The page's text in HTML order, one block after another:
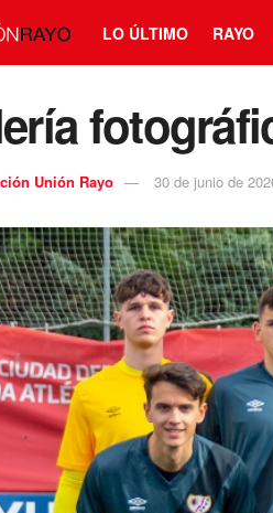
LO ÚLTIMO RAYO
Unión Rayo 30 de junio de